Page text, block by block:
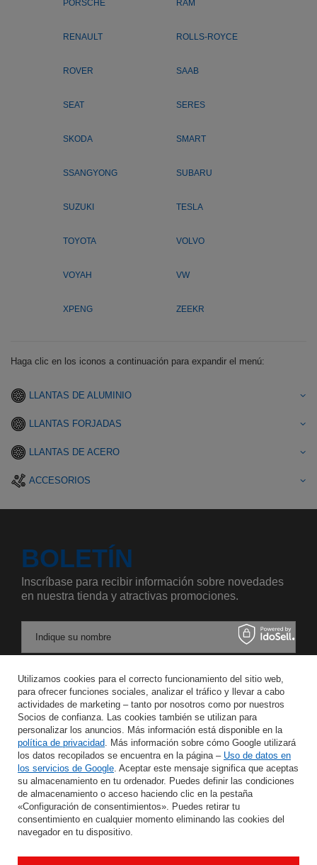
PORSCHE RAM
RENAULT ROLLS-ROYCE
ROVER SAAB
SEAT SERES
SKODA SMART
SSANGYONG SUBARU
SUZUKI TESLA
TOYOTA VOLVO
VOYAH VW
XPENG ZEEKR
Haga clic en los iconos a continuación para expandir el menú:
LLANTAS DE ALUMINIO
LLANTAS FORJADAS
LLANTAS DE ACERO
ACCESORIOS
BOLETÍN
Inscríbase para recibir información sobre novedades
en nuestra tienda y atractivas promociones.
Indique su nombre
Introduzca su dirección de correo electrónico
Acepto el tratamiento de mis datos personales para los fines y en el ámbito del servicio Newsletter en el
GUARDAR
AYUDA
Utilizamos cookies para el correcto funcionamiento del sitio web,
para ofrecer funciones sociales, analizar el tráfico y llevar a cabo
actividades de marketing – tanto por nosotros como por nuestros
Socios de confianza. Las cookies también se utilizan para
personalizar los anuncios. Más información está disponible en la
política de privacidad. Más información sobre cómo Google utilizará
los datos recopilados se encuentra en la página – Uso de datos en
los servicios de Google. Aceptar este mensaje significa que aceptas
su almacenamiento en tu ordenador. Puedes definir las condiciones
de almacenamiento o acceso haciendo clic en la pestaña
«Configuración de consentimientos». Puedes retirar tu
consentimiento en cualquier momento eliminando las cookies del
navegador en tu dispositivo.